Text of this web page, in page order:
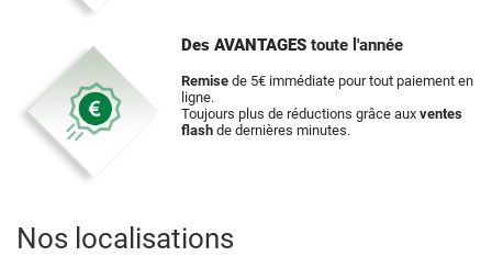
Des AVANTAGES toute l'année
Remise de 5€ immédiate pour tout paiement en
ligne.
Toujours plus de réductions grâce aux ventes
flash de dernières minutes.
Nos localisations